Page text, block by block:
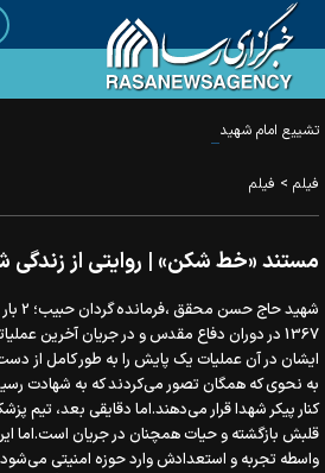
تشییع امام شهید، رفراندوم عملی ملت علیه عملیات
فیلم > فیلم
مستند «خط شکن» | روایتی از
شهید
1367 در دوران دفاع مقدس و در جریان آخرین
ایشان در آن عملیات یک پایش را به طور کامل از
به نحوی که همگان تصور می‌کردند که به شهادت
کنار پیکر شهدا قرار می‌دهند.اما دقایقی بعد، تیم
قلبش بازگشته و حیات همچنان در جریان است.اما
واسطه تجربه و استعدادش وارد حوزه امنیتی می‌شود و